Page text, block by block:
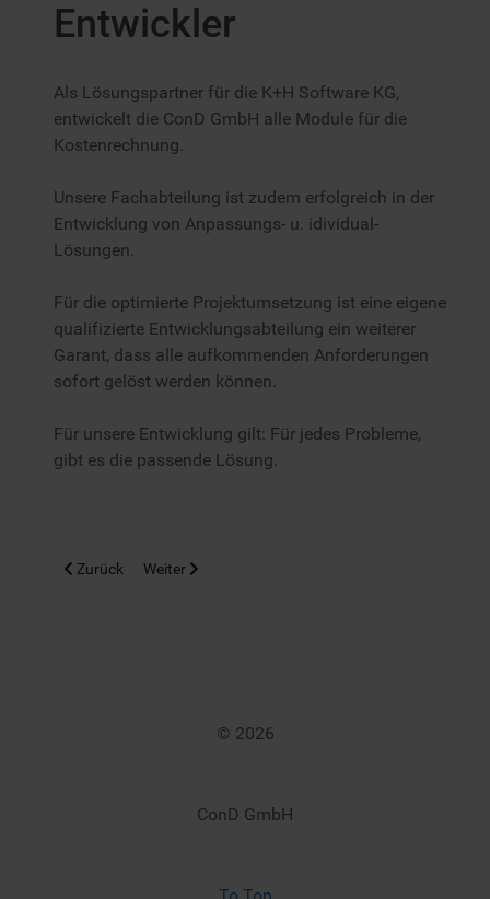
Entwickler
Als Lösungspartner für die K+H Software KG,
entwickelt die ConD GmbH alle Module für die
Kostenrechnung.
Unsere Fachabteilung ist zudem erfolgreich in der
Entwicklung von Anpassungs- u. idividual-
Lösungen.
Für die optimierte Projektumsetzung ist eine eigene
qualifizierte Entwicklungsabteilung ein weiterer
Garant, dass alle aufkommenden Anforderungen
sofort gelöst werden können.
Für unsere Entwicklung gilt: Für jedes Probleme,
gibt es die passende Lösung.
Vorheriger Beitrag: DCW
Zurück Nächster Beitrag: Unsere Lösung ist so individuell
Weiter
© 2026
ConD GmbH